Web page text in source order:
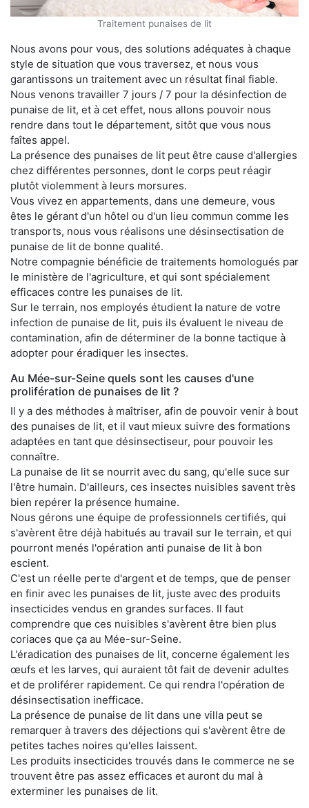
Traitement punaises de lit
Nous avons pour vous, des solutions adéquates à chaque
style de situation que vous traversez, et nous vous
garantissons un traitement avec un résultat final fiable.
Nous venons travailler 7 jours / 7 pour la désinfection de
punaise de lit, et à cet effet, nous allons pouvoir nous
rendre dans tout le département, sitôt que vous nous
faîtes appel.
La présence des punaises de lit peut être cause d'allergies
chez différentes personnes, dont le corps peut réagir
plutôt violemment à leurs morsures.
Vous vivez en appartements, dans une demeure, vous
êtes le gérant d'un hôtel ou d'un lieu commun comme les
transports, nous vous réalisons une désinsectisation de
punaise de lit de bonne qualité.
Notre compagnie bénéficie de traitements homologués par
le ministère de l'agriculture, et qui sont spécialement
efficaces contre les punaises de lit.
Sur le terrain, nos employés étudient la nature de votre
infection de punaise de lit, puis ils évaluent le niveau de
contamination, afin de déterminer de la bonne tactique à
adopter pour éradiquer les insectes.
Au Mée-sur-Seine quels sont les causes d'une
prolifération de punaises de lit ?
Il y a des méthodes à maîtriser, afin de pouvoir venir à bout
des punaises de lit, et il vaut mieux suivre des formations
adaptées en tant que désinsectiseur, pour pouvoir les
connaître.
La punaise de lit se nourrit avec du sang, qu'elle suce sur
l'être humain. D'ailleurs, ces insectes nuisibles savent très
bien repérer la présence humaine.
Nous gérons une équipe de professionnels certifiés, qui
s'avèrent être déjà habitués au travail sur le terrain, et qui
pourront menés l'opération anti punaise de lit à bon
escient.
C'est un réelle perte d'argent et de temps, que de penser
en finir avec les punaises de lit, juste avec des produits
insecticides vendus en grandes surfaces. Il faut
comprendre que ces nuisibles s'avèrent être bien plus
coriaces que ça au Mée-sur-Seine.
L'éradication des punaises de lit, concerne également les
œufs et les larves, qui auraient tôt fait de devenir adultes
et de proliférer rapidement. Ce qui rendra l'opération de
désinsectisation inefficace.
La présence de punaise de lit dans une villa peut se
remarquer à travers des déjections qui s'avèrent être de
petites taches noires qu'elles laissent.
Les produits insecticides trouvés dans le commerce ne se
trouvent être pas assez efficaces et auront du mal à
exterminer les punaises de lit.